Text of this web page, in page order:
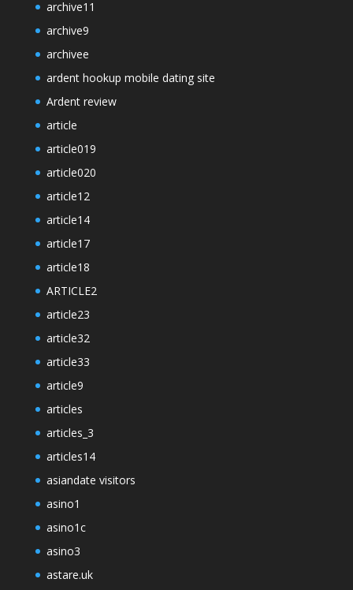
archive11
archive9
archivee
ardent hookup mobile dating site
Ardent review
article
article019
article020
article12
article14
article17
article18
ARTICLE2
article23
article32
article33
article9
articles
articles_3
articles14
asiandate visitors
asino1
asino1c
asino3
astare.uk